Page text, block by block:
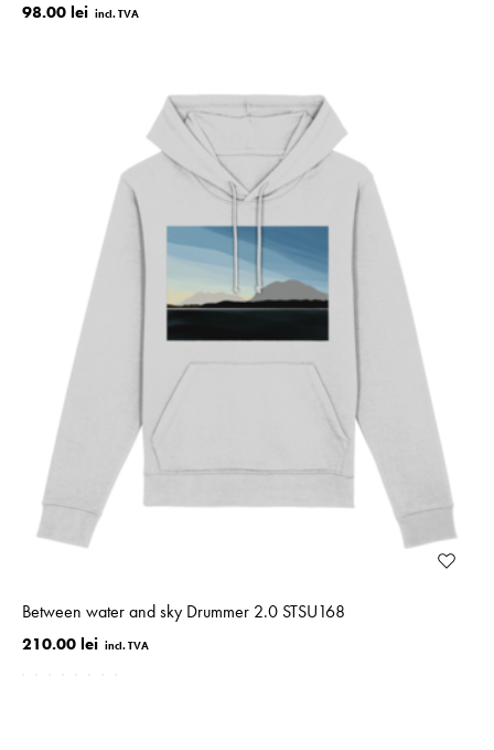
98.00 lei
Between water and sky Drummer 2.0 STSU168
210.00 lei